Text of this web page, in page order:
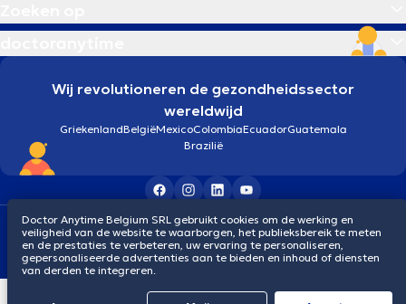
Wij revolutioneren de gezondheidssector
wereldwijd
GriekenlandBelgiëMexicoColombiaEcuadorGuatemala
Brazilië
Algemene voorwaardenCookiesPrivacybeleid
© 2026 doctoranytime
Doctor Anytime Belgium SRL gebruikt cookies om de werking en
veiligheid van de website te waarborgen, het publieksbereik te meten
en de prestaties te verbeteren, uw ervaring te personaliseren,
gepersonaliseerde advertenties aan te bieden en inhoud of diensten
van derden te integreren.